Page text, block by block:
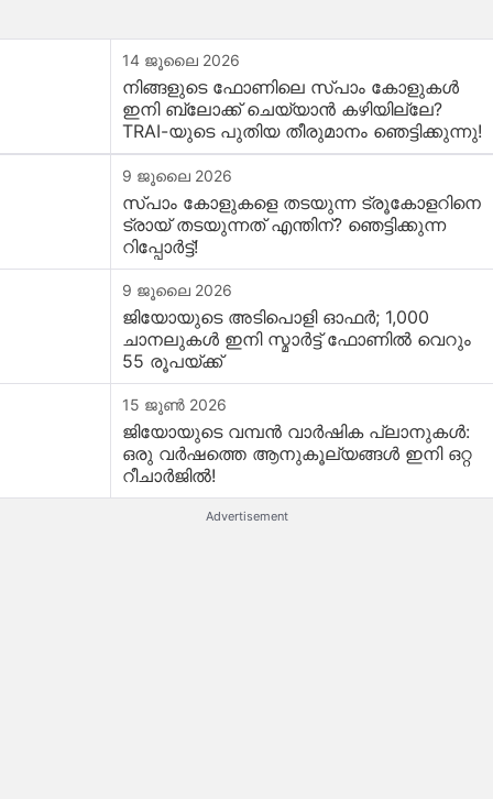
14 ജൂലൈ 2026
നിങ്ങളുടെ ഫോണിലെ സ്പാം കോളുകൾ
ഇനി ബ്ലോക്ക് ചെയ്യാൻ കഴിയില്ലേ?
TRAI-യുടെ പുതിയ തീരുമാനം ഞെട്ടിക്കുന്നു!
9 ജൂലൈ 2026
സ്പാം കോളുകളെ തടയുന്ന ട്രൂകോളറിനെ
ട്രായ് തടയുന്നത് എന്തിന്? ഞെട്ടിക്കുന്ന
റിപ്പോർട്ട്!
9 ജൂലൈ 2026
ജിയോയുടെ അടിപൊളി ഓഫർ; 1,000
ചാനലുകൾ ഇനി സ്മാർട്ട് ഫോണിൽ വെറും
55 രൂപയ്ക്ക്
15 ജൂൺ 2026
ജിയോയുടെ വമ്പൻ വാർഷിക പ്ലാനുകൾ:
ഒരു വർഷത്തെ ആനുകൂല്യങ്ങൾ ഇനി ഒറ്റ
റീചാർജിൽ!
Advertisement